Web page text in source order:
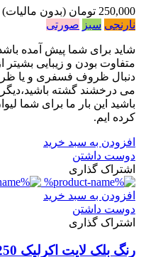
250,000 تومان
(بدون مالیات)
نارنجی سبز صورتی
شاید برای شما پیش آمده
متفاوت بودن و زیبایی بشیتر
دنبال ظروف فسفری و یا
می درخشند گشته
باشید این بار ما برای شما
کرده ایم.
افزودن به سبد خرید
دوست داشتن
اشتراک گذاری
افزودن به سبد خرید
دوست داشتن
اشتراک گذاری
رنگ بلک لایت اکرلیک 250 گرمی